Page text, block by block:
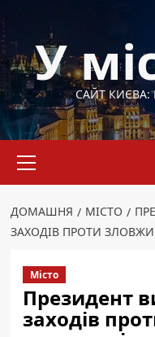
до
вмістуУ САЙТ КИЄВА:
меню
ДОМАШНЯ МІСТО
ЗАХОДІВ ПРОТИ
Місто
Президент
заходів